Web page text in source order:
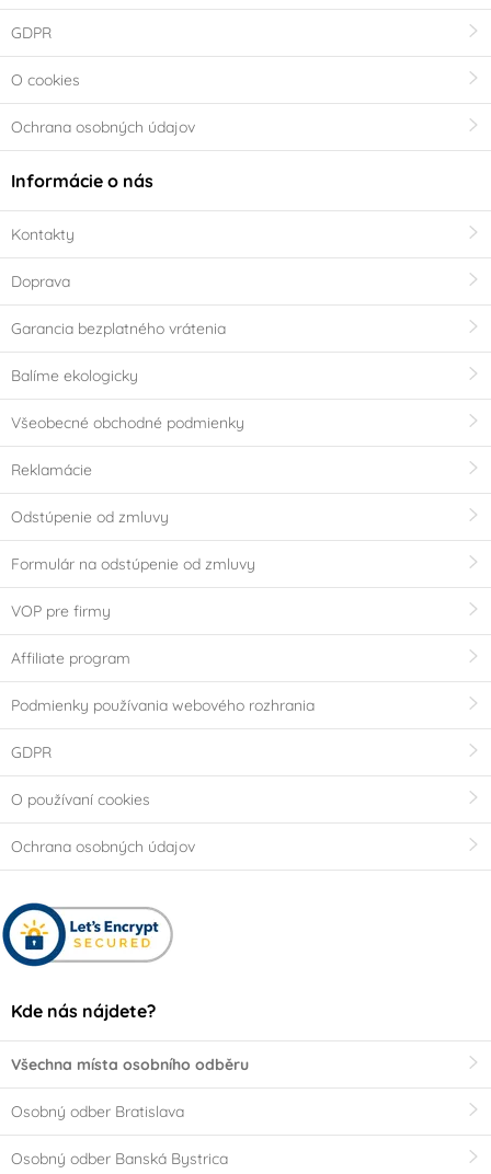
GDPR
O cookies
Ochrana osobných údajov
Informácie o nás
Kontakty
Doprava
Garancia bezplatného vrátenia
Balíme ekologicky
Všeobecné obchodné podmienky
Reklamácie
Odstúpenie od zmluvy
Formulár na odstúpenie od zmluvy
VOP pre firmy
Affiliate program
Podmienky používania webového rozhrania
GDPR
O používaní cookies
Ochrana osobných údajov
Kde nás nájdete?
Všechna místa osobního odběru
Osobný odber Bratislava
Osobný odber Banská Bystrica